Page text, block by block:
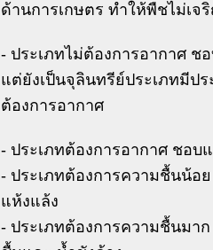
ด้านการเกษตร ทำให้พืชไม่เจ
- ประเภทไม่ต้องการอากาศ ช
แต่ยังเป็นจุลินทรีย์ประเภทมีป
ต้องการอากาศ
- ประเภทต้องการอากาศ ชอ
- ประเภทต้องการความชื้นน้อ
แห้งแล้ง
- ประเภทต้องการความชื้นมา